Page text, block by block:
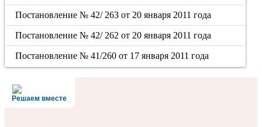
Постановление № 42/ 263 от 20 января 2011 года
Постановление № 42/ 262 от 20 января 2011 года
Постановление № 41/260 от 17 января 2011 года
Решаем вместе